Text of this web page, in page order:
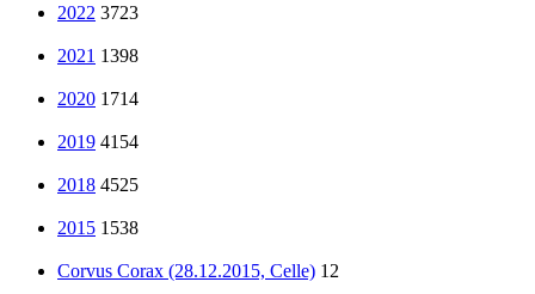
2022 3723
2021 1398
2020 1714
2019 4154
2018 4525
2015 1538
Corvus Corax (28.12.2015, Celle) 12